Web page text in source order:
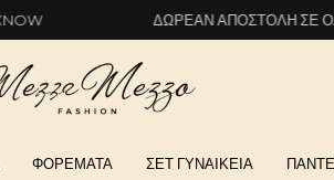
ΔΩΡΕΆΝ ΑΠΟΣΤΟΛΉ ΣΕ ΌΛΗ ΤΗΝ
ΦΟΡΕΜΑΤΑ ΣΕΤ ΓΥΝΑΙΚΕΙΑ